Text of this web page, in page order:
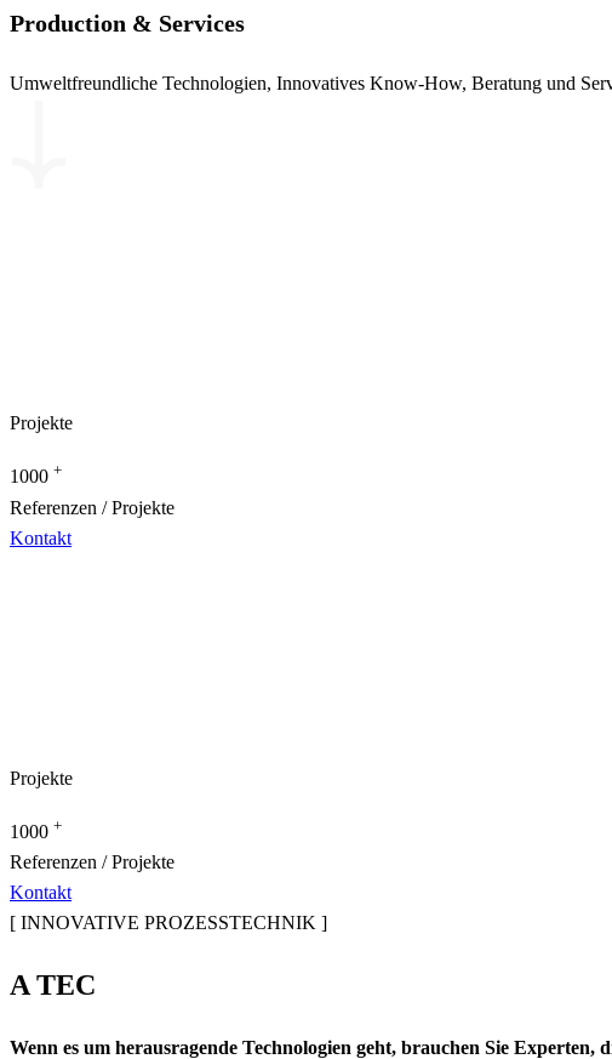
Production & Services
Umweltfreundliche Technologien, Innovatives Know-How, Beratung und
Projekte
1000 +
Referenzen / Projekte
Kontakt
Projekte
1000 +
Referenzen / Projekte
Kontakt
[ INNOVATIVE PROZESSTECHNIK ]
A TEC
Wenn es um herausragende Technologien geht, brauchen Sie Experten,